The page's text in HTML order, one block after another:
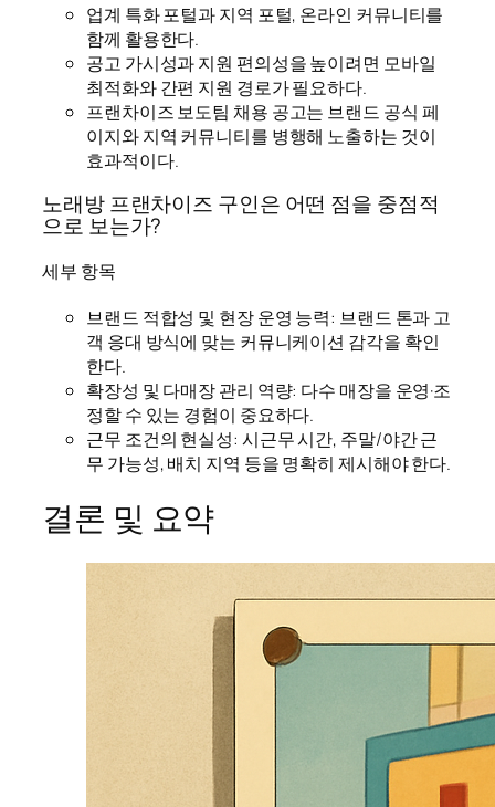
업계 특화 포털과 지역 포털, 온라인 커뮤니티를
함께 활용한다.
공고 가시성과 지원 편의성을 높이려면 모바일
최적화와 간편 지원 경로가 필요하다.
프랜차이즈 보도팀 채용 공고는 브랜드 공식 페
이지와 지역 커뮤니티를 병행해 노출하는 것이
효과적이다.
노래방 프랜차이즈 구인은 어떤 점을 중점적
으로 보는가?
세부 항목
브랜드 적합성 및 현장 운영 능력: 브랜드 톤과 고
객 응대 방식에 맞는 커뮤니케이션 감각을 확인
한다.
확장성 및 다매장 관리 역량: 다수 매장을 운영·조
정할 수 있는 경험이 중요하다.
근무 조건의 현실성: 시근무 시간, 주말/야간 근
무 가능성, 배치 지역 등을 명확히 제시해야 한다.
결론 및 요약